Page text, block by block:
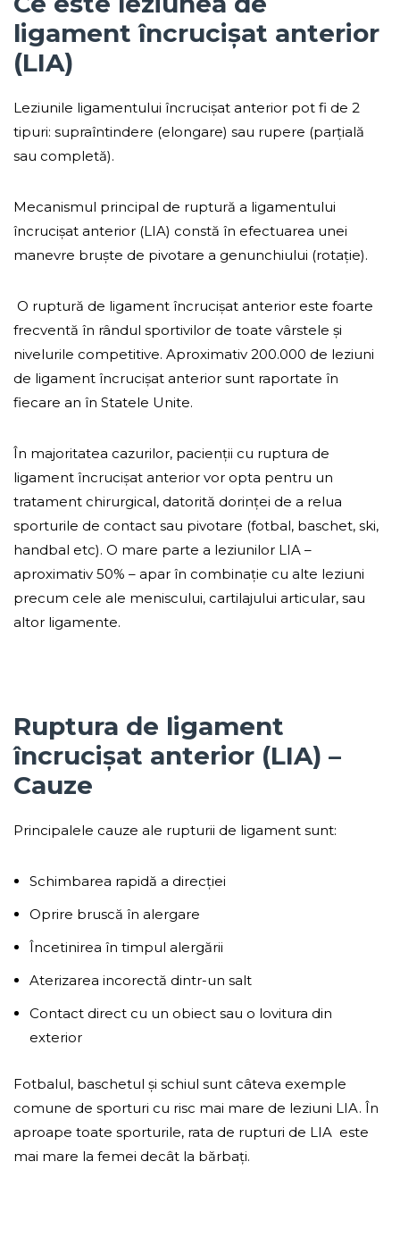
ligament încrucișat anterior
(LIA)
Leziunile ligamentului încrucișat anterior pot fi de 2
tipuri: supraîntindere (elongare) sau rupere (parțială
sau completă).
Mecanismul principal de ruptură a ligamentului
încrucișat anterior (LIA) constă în efectuarea unei
manevre bruște de pivotare a genunchiului (rotație).
O ruptură de ligament încrucișat anterior este foarte
frecventă în rândul sportivilor de toate vârstele și
nivelurile competitive. Aproximativ 200.000 de leziuni
de ligament încrucișat anterior sunt raportate în
fiecare an în Statele Unite.
În majoritatea cazurilor, pacienții cu ruptura de
ligament încrucișat anterior vor opta pentru un
tratament chirurgical, datorită dorinței de a relua
sporturile de contact sau pivotare (fotbal, baschet, ski,
handbal etc). O mare parte a leziunilor LIA –
aproximativ 50% – apar în combinație cu alte leziuni
precum cele ale meniscului, cartilajului articular, sau
altor ligamente.
Ruptura de ligament
încrucișat anterior (LIA) –
Cauze
Principalele cauze ale rupturii de ligament sunt:
Schimbarea rapidă a direcției
Oprire bruscă în alergare
Încetinirea în timpul alergării
Aterizarea incorectă dintr-un salt
Contact direct cu un obiect sau o lovitura din
exterior
Fotbalul, baschetul și schiul sunt câteva exemple
comune de sporturi cu risc mai mare de leziuni LIA. În
aproape toate sporturile, rata de rupturi de LIA este
mai mare la femei decât la bărbați.